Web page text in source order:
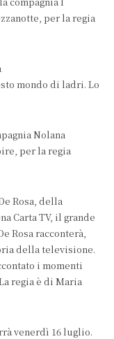
per la regia
mondo di ladri. Lo
Nolana
per la regia
Rosa, della
Carta TV, il grande
Rosa racconterà,
della televisione.
i momenti
regia è di Maria
venerdì 16 luglio.